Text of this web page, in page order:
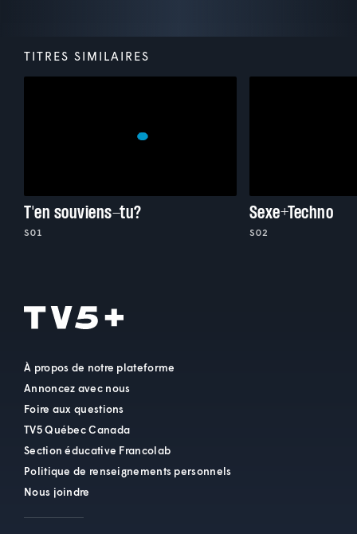
TITRES SIMILAIRES
T'en souviens-tu?
S01
Sexe+Techno
S02
À propos de notre plateforme
Annoncez avec nous
Foire aux questions
TV5 Québec Canada
Section éducative Francolab
Politique de renseignements personnels
Nous joindre